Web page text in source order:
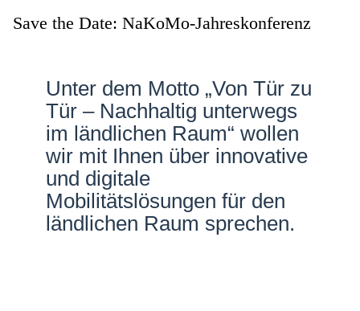
Innovationsfelder
Netzwerke
Save the Date: NaKoMo-Jahreskonferenz
Unter dem Motto „Von Tür zu
Tür – Nachhaltig unterwegs
im ländlichen Raum“ wollen
wir mit Ihnen über innovative
und digitale
Mobilitätslösungen für den
ländlichen Raum sprechen.